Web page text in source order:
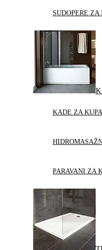
SUDOPERE ZA
KADE ZA
PARAVANI ZA